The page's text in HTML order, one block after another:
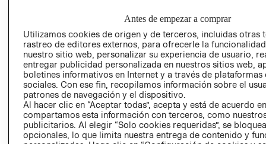
EMPRESARIAL
CONDICIONES
AVISO DE
PRIVACIDAD
GIFT CARD
AVISO DE
Antes de empezar a comprar
Utilizamos cookies de origen y de terceros, incluidas otras
rastreo de editores externos, para ofrecerle la
nuestro sitio web, personalizar su experiencia de usuario,
entregar publicidad personalizada en nuestros sitios web,
boletines informativos en Internet y a través de plataformas
sociales. Con ese fin, recopilamos información sobre el
patrones de navegación y el dispositivo.
Al hacer clic en “Aceptar todas”, acepta y está de acuerdo
compartamos esta información con terceros, como
publicitarios. Al elegir “Solo cookies requeridas”, se
opcionales, lo que limita nuestra entrega de contenido y